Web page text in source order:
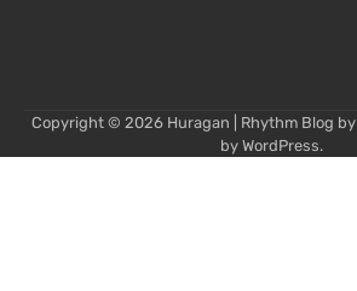
Copyright © 2026 Huragan | Rhythm Blog by
by WordPress.